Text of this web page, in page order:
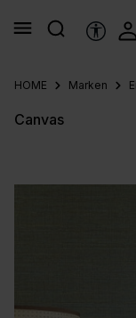
springen
HOME Marken
Canvas